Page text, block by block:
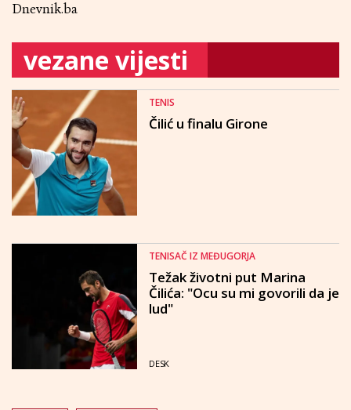
Dnevnik.ba
vezane vijesti
TENIS
Čilić u finalu Girone
TENISAČ IZ MEĐUGORJA
Težak životni put Marina
Čilića: "Ocu su mi govorili da je
lud"
DESK